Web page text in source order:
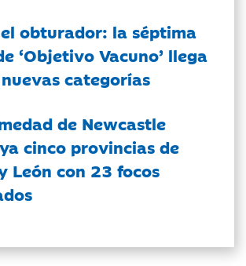
obturador: la séptima
‘Objetivo Vacuno’ llega
categorías
de Newcastle
cinco provincias de
León con 23 focos